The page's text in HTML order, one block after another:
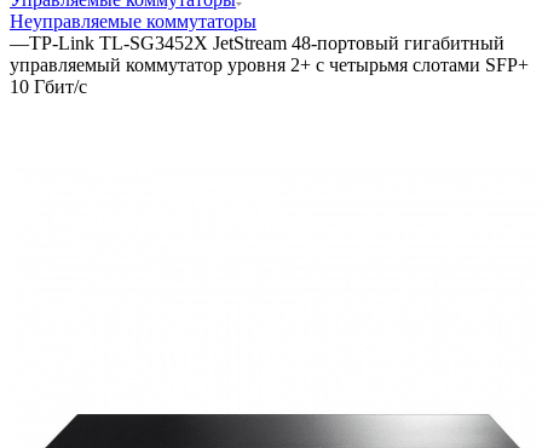
Неуправляемые коммутаторы
—TP-Link TL-SG3452X JetStream 48-портовый гигабитный
управляемый коммутатор уровня 2+ с четырьмя слотами SFP+
10 Гбит/с